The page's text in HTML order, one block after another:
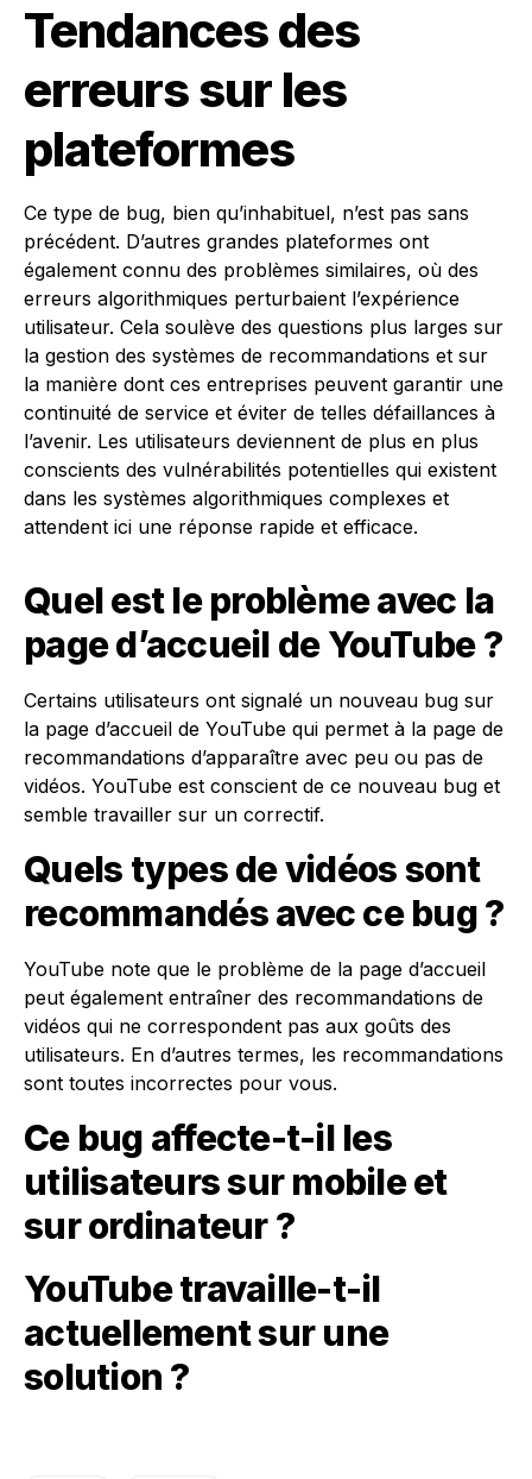
Tendances des
erreurs sur les
plateformes
Ce type de bug, bien qu’inhabituel, n’est pas sans
précédent. D’autres grandes plateformes ont
également connu des problèmes similaires, où des
erreurs algorithmiques perturbaient l’expérience
utilisateur. Cela soulève des questions plus larges sur
la gestion des systèmes de recommandations et sur
la manière dont ces entreprises peuvent garantir une
continuité de service et éviter de telles défaillances à
l’avenir. Les utilisateurs deviennent de plus en plus
conscients des vulnérabilités potentielles qui existent
dans les systèmes algorithmiques complexes et
attendent ici une réponse rapide et efficace.
Quel est le problème avec la
page d’accueil de YouTube ?
Certains utilisateurs ont signalé un nouveau bug sur
la page d’accueil de YouTube qui permet à la page de
recommandations d’apparaître avec peu ou pas de
vidéos. YouTube est conscient de ce nouveau bug et
semble travailler sur un correctif.
Quels types de vidéos sont
recommandés avec ce bug ?
YouTube note que le problème de la page d’accueil
peut également entraîner des recommandations de
vidéos qui ne correspondent pas aux goûts des
utilisateurs. En d’autres termes, les recommandations
sont toutes incorrectes pour vous.
Ce bug affecte-t-il les
utilisateurs sur mobile et
sur ordinateur ?
YouTube travaille-t-il
actuellement sur une
solution ?